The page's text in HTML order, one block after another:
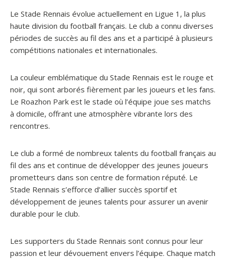
Le Stade Rennais évolue actuellement en Ligue 1, la plus
haute division du football français. Le club a connu diverses
périodes de succès au fil des ans et a participé à plusieurs
compétitions nationales et internationales.
La couleur emblématique du Stade Rennais est le rouge et
noir, qui sont arborés fièrement par les joueurs et les fans.
Le Roazhon Park est le stade où l’équipe joue ses matchs
à domicile, offrant une atmosphère vibrante lors des
rencontres.
Le club a formé de nombreux talents du football français au
fil des ans et continue de développer des jeunes joueurs
prometteurs dans son centre de formation réputé. Le
Stade Rennais s’efforce d’allier succès sportif et
développement de jeunes talents pour assurer un avenir
durable pour le club.
Les supporters du Stade Rennais sont connus pour leur
passion et leur dévouement envers l’équipe. Chaque match